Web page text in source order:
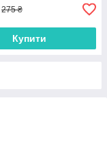
275 ₴
Купити